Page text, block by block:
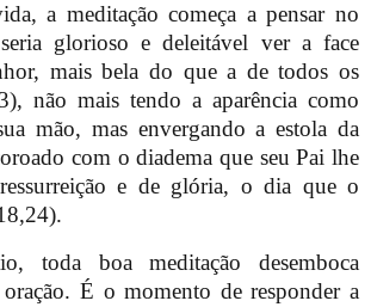
a meditação começa a pensar no
glorioso e deleitável ver a face
mais bela do que a de todos os
não mais tendo a aparência como
mão, mas envergando a estola da
com o diadema que seu Pai lhe
e de glória, o dia que o
toda boa meditação desemboca
É o momento de responder a